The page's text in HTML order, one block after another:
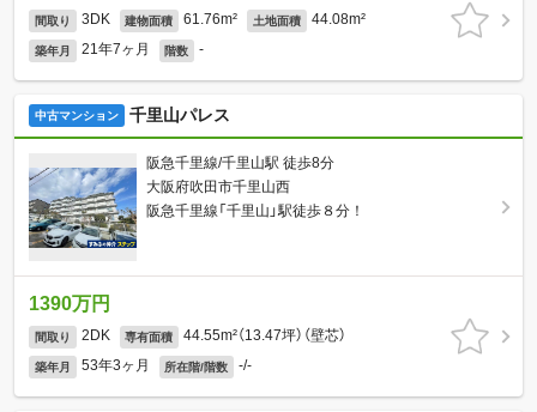
間取り 3DK 建物面積 61.76m² 土地面積 44.08m²
築年月 21年7ヶ月 階数 -
中古マンション 千里山パレス
阪急千里線/千里山駅 徒歩8分
大阪府吹田市千里山西
阪急千里線「千里山」駅徒歩８分！
1390万円
間取り 2DK 専有面積 44.55m²（13.47坪）（壁芯）
築年月 53年3ヶ月 所在階/階数 -/-